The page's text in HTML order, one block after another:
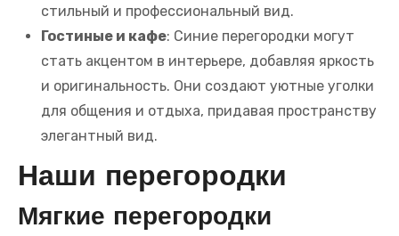
стильный и профессиональный вид.
Гостиные и кафе: Синие перегородки могут
стать акцентом в интерьере, добавляя яркость
и оригинальность. Они создают уютные уголки
для общения и отдыха, придавая пространству
элегантный вид.
Наши перегородки
Мягкие перегородки